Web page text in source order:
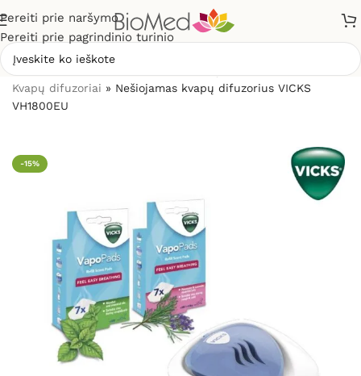
Pereiti prie naršymo
Pereiti prie pagrindinio turinio
Kvapų difuzoriai » Nešiojamas kvapų difuzorius VICKS
VH1800EU
-15%